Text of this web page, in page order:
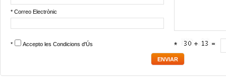
* Correo Electrònic
* Accepto les Condicions d'Ús *